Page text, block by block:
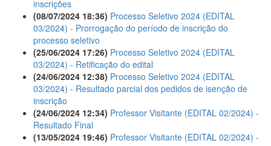
inscrições
(08/07/2024 18:36) Processo Seletivo 2024 (EDITAL
03/2024) - Prorrogação do período de inscrição do
processo seletivo
(25/06/2024 17:26) Processo Seletivo 2024 (EDITAL
03/2024) - Retificação do edital
(24/06/2024 12:38) Processo Seletivo 2024 (EDITAL
03/2024) - Resultado parcial dos pedidos de isenção de
inscrição
(24/06/2024 12:34) Professor Visitante (EDITAL 02/2024) -
Resultado Final
(13/05/2024 19:46) Professor Visitante (EDITAL 02/2024) -